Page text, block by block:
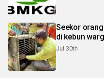
Seekor
di kebun
Jul 30th